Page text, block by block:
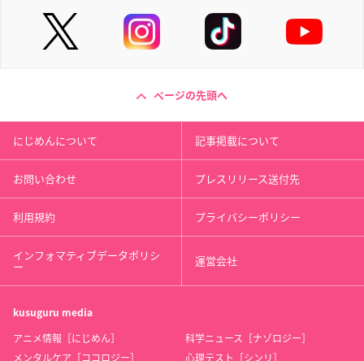
ページの先頭へ
にじめんについて 記事掲載について
お問い合わせ プレスリリース送付先
利用規約 プライバシーポリシー
インフォマティブデータポリシ
ー 運営会社
kusuguru media
アニメ情報［にじめん］
科学ニュース［ナゾロジー］